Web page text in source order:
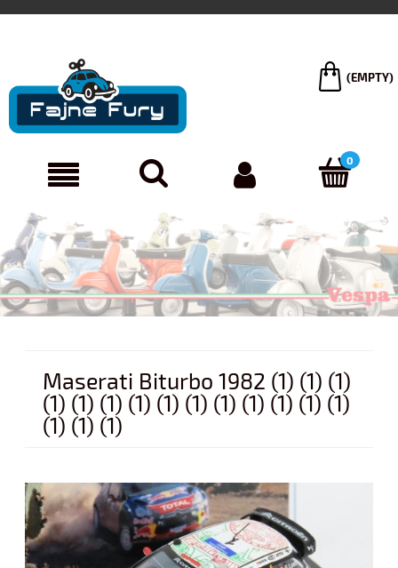
(EMPTY)
Maserati Biturbo 1982 (1) (1) (1)
(1) (1) (1) (1) (1) (1) (1) (1) (1) (1) (1)
(1) (1) (1)